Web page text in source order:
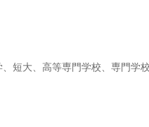
短大、高等専門学校、専門学校